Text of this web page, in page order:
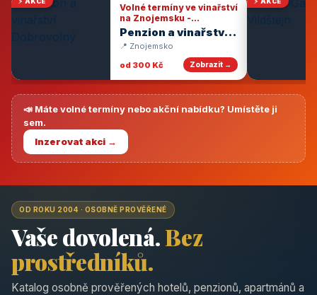
Volné termíny ve vinařství
na Znojemsku -
degustace vín
Penzion a vinařství
Dobrovolný
📍 Znojemsko
od 300 Kč
Zobrazit →
📣 Máte volné termíny nebo akční nabídku? Umístěte ji
sem.
Inzerovat akci →
OD ROKU 2004 · OSOBNĚ PROVĚŘENÉ
Vaše dovolená.Bez
prostředníků.
Katalog osobně prověřených hotelů, penzionů, apartmánů a